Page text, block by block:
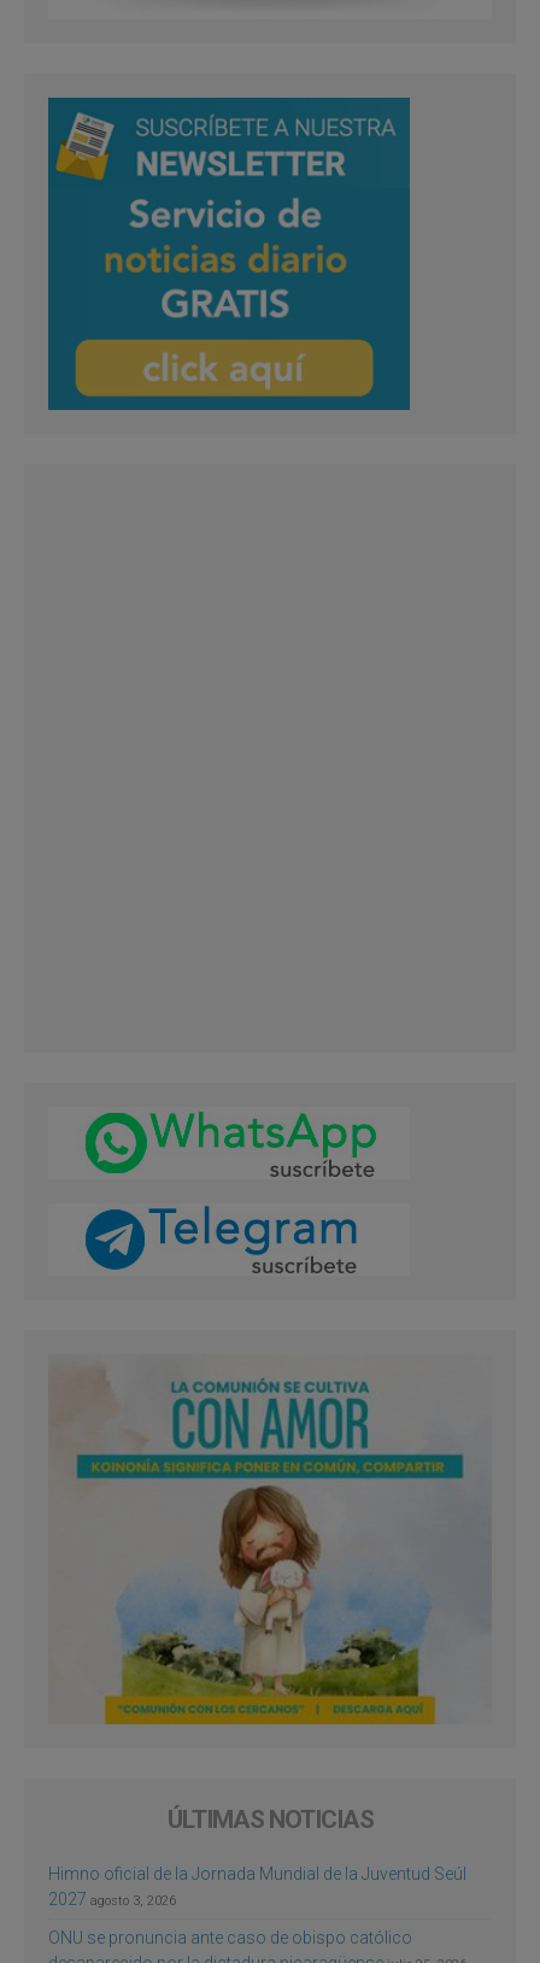
ÚLTIMAS NOTICIAS
Himno oficial de la Jornada Mundial de la Juventud Seúl
2027 agosto 3, 2026
ONU se pronuncia ante caso de obispo católico